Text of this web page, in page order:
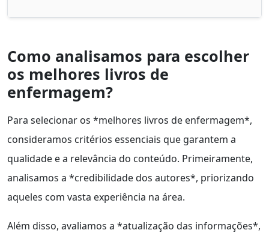
Como analisamos para escolher
os melhores livros de
enfermagem?
Para selecionar os *melhores livros de enfermagem*,
consideramos critérios essenciais que garantem a
qualidade e a relevância do conteúdo. Primeiramente,
analisamos a *credibilidade dos autores*, priorizando
aqueles com vasta experiência na área.
Além disso, avaliamos a *atualização das informações*,